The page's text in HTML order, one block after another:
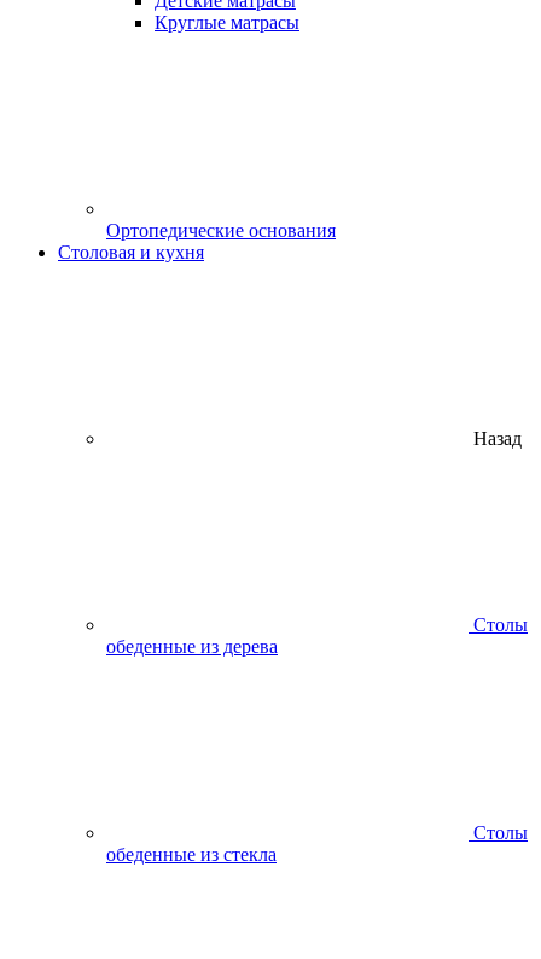
Круглые матрасы
Ортопедические основания
Столовая и кухня
Назад
Столы
обеденные из дерева
Столы
обеденные из стекла